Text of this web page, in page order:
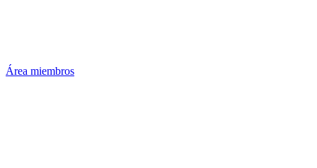
Área miembros